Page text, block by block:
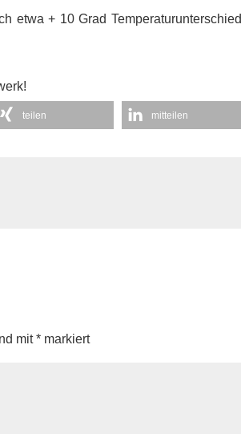
etwa + 10 Grad Temperaturunterschied
teilen mitteilen
mit* markiert